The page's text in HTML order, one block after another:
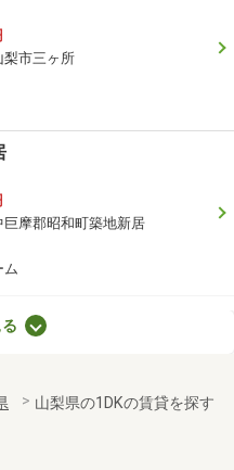
梨市三ヶ所
巨摩郡昭和町築地新居
ム
山梨県の1DKの賃貸を探す